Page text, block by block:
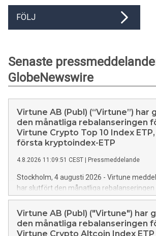
FÖLJ
Senaste
GlobeNewswire
Virtune AB (Publ) (“Virtune”) har
den månatliga rebalanseringen
Virtune Crypto Top 10 Index
första kryptoindex-ETP
4.8.2026 11:09:51 CEST Pressmeddelande
Stockholm, 4 augusti 2026 - Virtune
har slutfört den månatliga
Crypto Top 10 Index ETP, noterad på
både SEK-varianten (ISIN-kod
VIR10SEK) och EUR-varianten (ISIN-kod
tickernamn VIR10EUR). Utöver Virtune
Virtune AB (Publ) ("Virtune") har
den månatliga rebalanseringen
Virtune Crypto Altcoin Index ETP